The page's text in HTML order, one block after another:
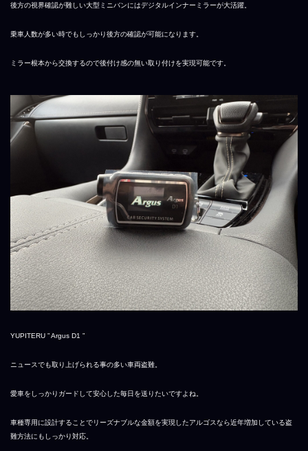
後方の視界確認が難しい大型ミニバンにはデジタルインナーミラーが大活躍。
乗車人数が多い時でもしっかり後方の確認が可能になります。
ミラー根本から交換するので後付け感の無い取り付けを実現可能です。
YUPITERU ” Argus D1 ”
ニュースでも取り上げられる事の多い車両盗難。
愛車をしっかりガードして安心した毎日を送りたいですよね。
車種専用に設計することでリーズナブルな金額を実現したアルゴスなら近年増加している盗
難方法にもしっかり対応。